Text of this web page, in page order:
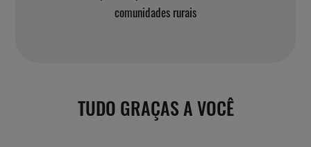
comunidades rurais
TUDO GRAÇAS A VOCÊ